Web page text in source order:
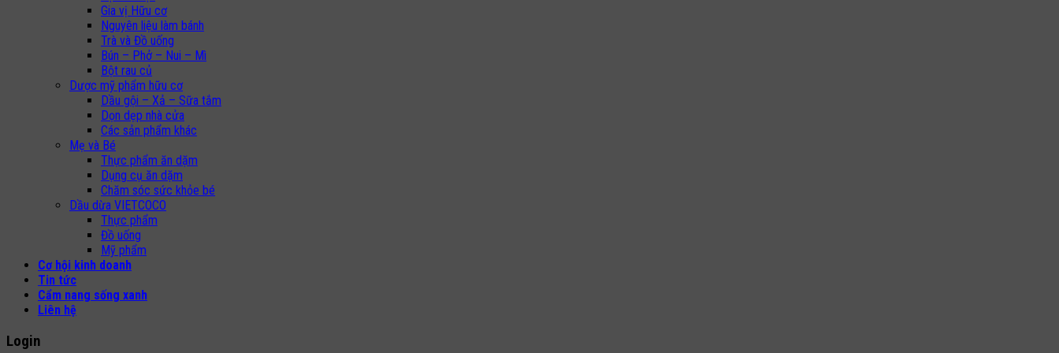
Gia vị Hữu cơ
Nguyên liệu làm bánh
Trà và Đồ uống
Bún – Phở – Nui – Mì
Bột rau củ
Dược mỹ phẩm hữu cơ
Dầu gội – Xả – Sữa tắm
Dọn dẹp nhà cửa
Các sản phẩm khác
Mẹ và Bé
Thực phẩm ăn dặm
Dụng cụ ăn dặm
Chăm sóc sức khỏe bé
Dầu dừa VIETCOCO
Thực phẩm
Đồ uống
Mỹ phẩm
Cơ hội kinh doanh
Tin tức
Cẩm nang sống xanh
Liên hệ
Login